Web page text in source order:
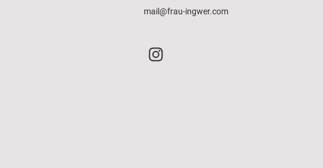
mail@frau-ingwer.com